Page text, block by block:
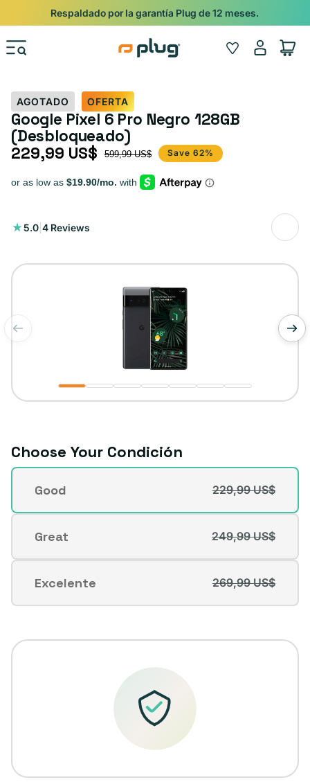
Ir al contenido
Respaldado por la garantía Plug de 12 meses.
Wishlist
Iniciar
sesión
Carrito
AGOTADO OFERTA
Google Pixel 6 Pro Negro 128GB
(Desbloqueado)
Precio de oferta
229,99 US$
Precio habitual 599,99 US$ Save 62%
5.0 4 Reviews
4
Choose Your Condición
Condición
Good
Variante
agotada
o
no
disponible
229,99 US$
Great
Variante
agotada
o
no
disponible
249,99 US$
Excelente
Variante
agotada
no
269,99 US$